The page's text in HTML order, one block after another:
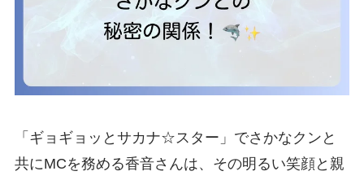
「ギョギョッとサカナ☆スター」でさかなクンと
共にMCを務める香音さんは、その明るい笑顔と親